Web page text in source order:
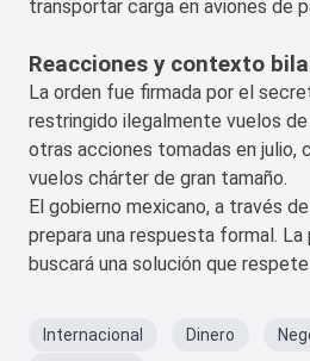
transportar carga en aviones de
Reacciones y contexto
La orden fue firmada por el
restringido ilegalmente vuelos
otras acciones tomadas en julio,
vuelos chárter de gran tamaño.
El gobierno mexicano, a través
prepara una respuesta formal.
buscará una solución que
Internacional Dinero